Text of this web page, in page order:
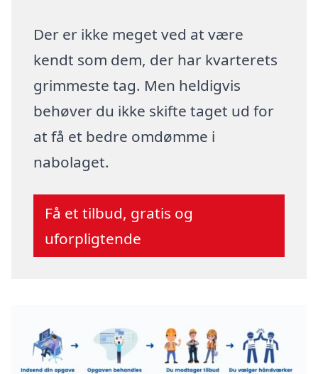
Der er ikke meget ved at være
kendt som dem, der har kvarterets
grimmeste tag. Men heldigvis
behøver du ikke skifte taget ud for
at få et bedre omdømme i
nabolaget.
Få et tilbud, gratis og
uforpligtende